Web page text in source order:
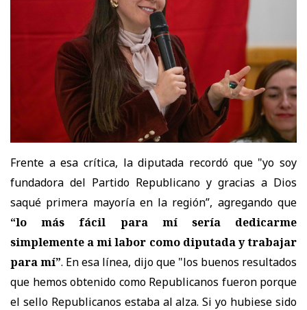
Frente a esa crítica, la diputada recordó que "yo soy
fundadora del Partido Republicano y gracias a Dios
saqué primera mayoría en la región”, agregando que
“lo más fácil para mí sería dedicarme
simplemente a mi labor como diputada y trabajar
para mí”. En esa línea, dijo que "los buenos resultados
que hemos obtenido como Republicanos fueron porque
el sello Republicanos estaba al alza. Si yo hubiese sido